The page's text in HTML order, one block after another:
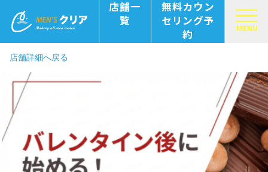
店舗一
覧
無料カウン
セリング予
約
MENU
店舗詳細へ戻る